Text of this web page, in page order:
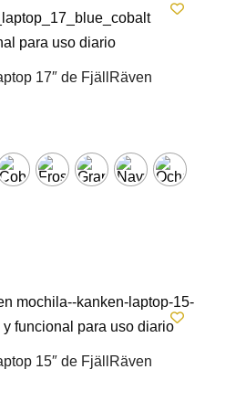
17″ de FjällRäven
15″ de FjällRäven